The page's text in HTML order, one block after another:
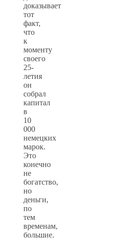
доказывает
тот
факт,
что
к
моменту
своего
25-
летия
он
собрал
капитал
в
10
000
немецких
марок.
Это
конечно
не
богатство,
но
деньги,
по
тем
временам,
большие.